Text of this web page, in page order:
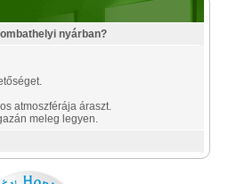
nyárban?
atmoszférája áraszt.
meleg legyen.